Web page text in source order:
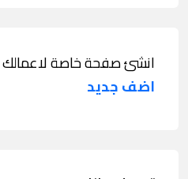
انشئ صفحة خاصة لاعمالك
اضف جديد